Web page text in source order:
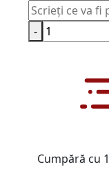
-
Cumpără cu